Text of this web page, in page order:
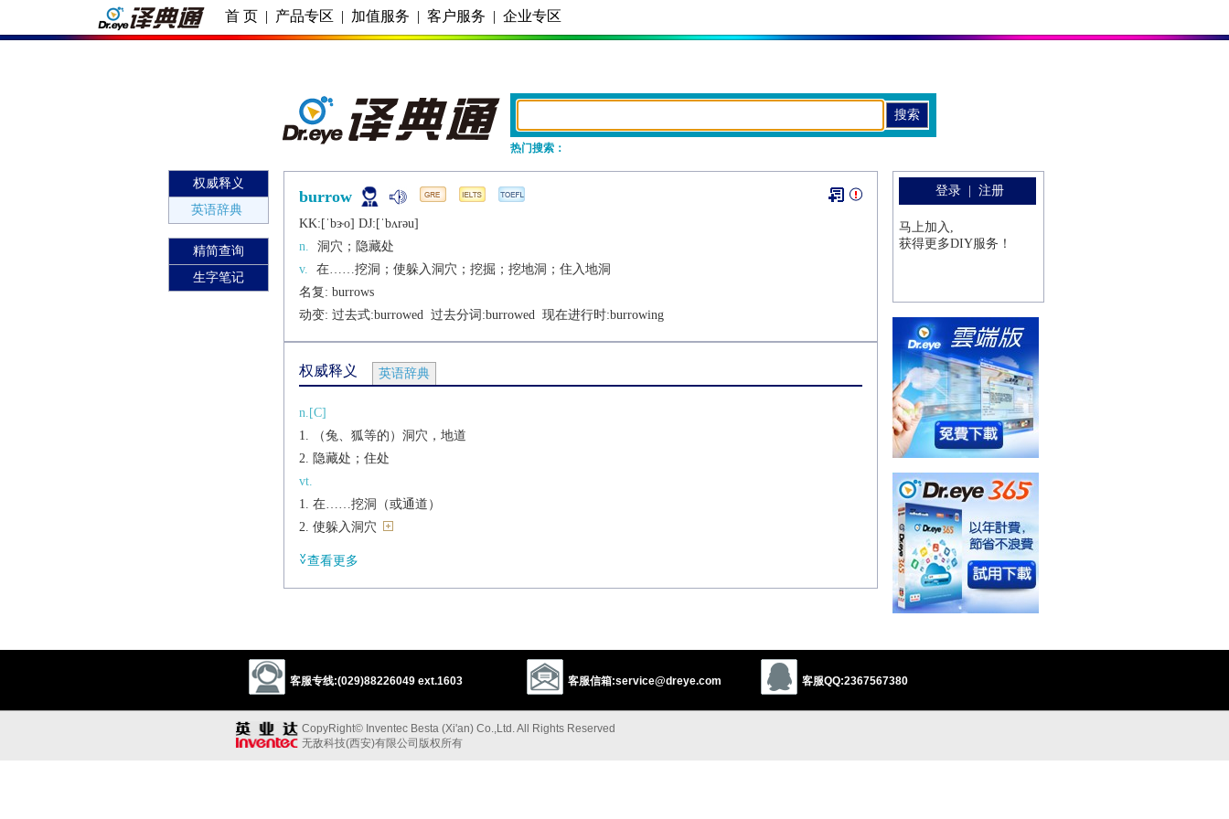
首 页 | 产品专区 | 加值服务 | 客户服务 | 企业专区
热门搜索：
权威释义
英语辞典
精简查询
生字笔记
burrow
KK:[ˈbɝo] DJ:[ˈbʌrǝu]
n.
洞穴；隐藏处
v.
在……挖洞；使躲入洞穴；挖掘；挖地洞；住入地洞
名复: burrows
动变: 过去式:burrowed 过去分词:burrowed 现在进行时:burrowing
权威释义 英语辞典
n.[C]
（兔、狐等的）洞穴，地道
隐藏处；住处
vt.
在……挖洞（或通道）
使躲入洞穴
偎依着
派生
n.
查看更多
客服专线:(029)88226049 ext.1603 客服信箱:service@dreye.com 客服QQ:2367567380
CopyRight© Inventec Besta (Xi'an) Co.,Ltd. All Rights Reserved
无敌科技(西安)有限公司版权所有